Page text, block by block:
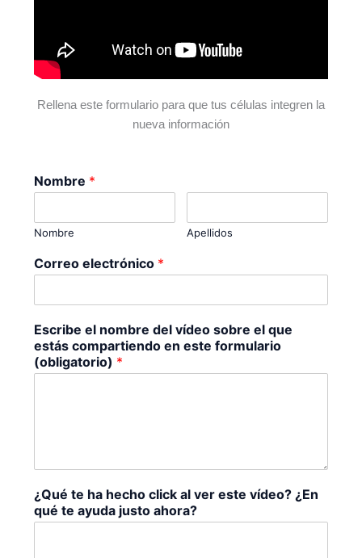
Rellena este formulario para que tus células integren la
nueva información
Nombre *
Nombre Apellidos
Correo electrónico *
Escribe el nombre del vídeo sobre el que
estás compartiendo en este formulario
(obligatorio) *
¿Qué te ha hecho click al ver este vídeo? ¿En
qué te ayuda justo ahora?